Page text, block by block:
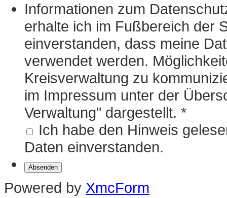
Informationen zum
erhalte ich im Fußbereich der
einverstanden, dass meine
verwendet werden.
Kreisverwaltung zu
im Impressum unter der
Verwaltung" dargestellt. *
Ich habe den Hinweis
Daten einverstanden.
Powered by XmcForm